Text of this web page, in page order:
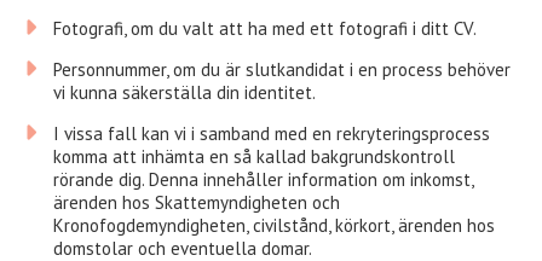
Fotografi, om du valt att ha med ett fotografi i ditt CV.
Personnummer, om du är slutkandidat i en process behöver
vi kunna säkerställa din identitet.
I vissa fall kan vi i samband med en rekryteringsprocess
komma att inhämta en så kallad bakgrundskontroll
rörande dig. Denna innehåller information om inkomst,
ärenden hos Skattemyndigheten och
Kronofogdemyndigheten, civilstånd, körkort, ärenden hos
domstolar och eventuella domar.